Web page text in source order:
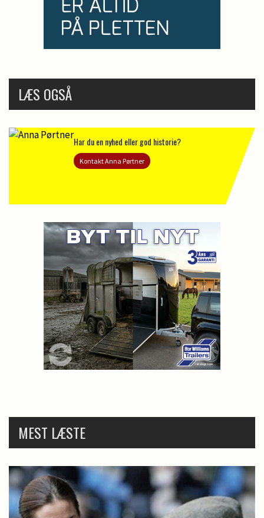
LÆS OGSÅ
Har du en nyhed eller god historie?
Kontakt Anna Pørtner
MEST LÆSTE